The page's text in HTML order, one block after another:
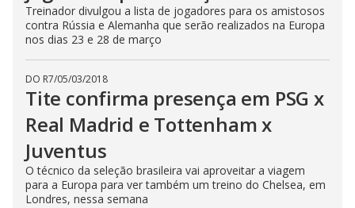
Treinador divulgou a lista de jogadores para os amistosos
contra Rússia e Alemanha que serão realizados na Europa
nos dias 23 e 28 de março
DO R7/05/03/2018
Tite confirma presença em PSG x
Real Madrid e Tottenham x
Juventus
O técnico da seleção brasileira vai aproveitar a viagem
para a Europa para ver também um treino do Chelsea, em
Londres, nessa semana